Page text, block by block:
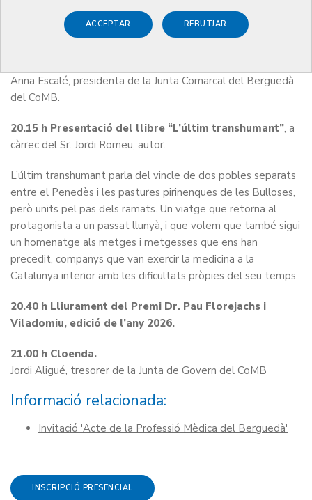
ACCEPTAR REBUTJAR
del Berguedà
Anna Escalé, presidenta de la Junta Comarcal del Berguedà
del CoMB.
20.15 h Presentació del llibre “L’últim transhumant”, a
càrrec del Sr. Jordi Romeu, autor.
L’últim transhumant parla del vincle de dos pobles separats
entre el Penedès i les pastures pirinenques de les Bulloses,
però units pel pas dels ramats. Un viatge que retorna al
protagonista a un passat llunyà, i que volem que també sigui
un homenatge als metges i metgesses que ens han
precedit, companys que van exercir la medicina a la
Catalunya interior amb les dificultats pròpies del seu temps.
20.40 h Lliurament del Premi Dr. Pau Florejachs i
Viladomiu, edició de l’any 2026.
21.00 h Cloenda.
Jordi Aligué, tresorer de la Junta de Govern del CoMB
Informació relacionada:
Invitació 'Acte de la Professió Mèdica del Berguedà'
INSCRIPCIÓ PRESENCIAL